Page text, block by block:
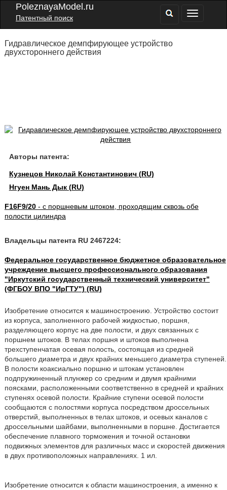
PoleznayaModel.ru
Патентный поиск
Гидравлическое демпфирующее устройство
двухстороннего действия
Авторы патента:
Кузнецов Николай Константинович (RU)
Нгуен Мань Дык (RU)
F16F9/20- с поршневым штоком, проходящим сквозь обе
полости цилиндра
Владельцы патента RU 2467224:
Федеральное государственное бюджетное образовательное
учреждение высшего профессионального образования
"Иркутский государственный технический университет"
(ФГБОУ ВПО "ИрГТУ") (RU)
Изобретение относится к машиностроению. Устройство состоит
из корпуса, заполненного рабочей жидкостью, поршня,
разделяющего корпус на две полости, и двух связанных с
поршнем штоков. В телах поршня и штоков выполнена
трехступенчатая осевая полость, состоящая из средней
большего диаметра и двух крайних меньшего диаметра ступеней.
В полости коаксиально поршню и штокам установлен
подпружиненный плунжер со средним и двумя крайними
поясками, расположенными соответственно в средней и крайних
ступенях осевой полости. Крайние ступени осевой полости
сообщаются с полостями корпуса посредством дроссельных
отверстий, выполненных в телах штоков, и осевых каналов с
дроссельными шайбами, выполненными в поршне. Достигается
обеспечение плавного торможения и точной остановки
подвижных элементов для различных масс и скоростей движения
в двух противоположных направлениях. 1 ил.
Изобретение относится к области машиностроения, а именно к